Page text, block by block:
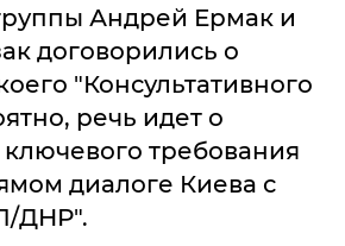
Андрей Ермак и
договорились о
"Консультативного
речь идет о
требования
диалоге Киева с
ДНР".